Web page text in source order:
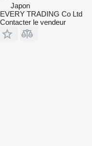
Japon
EVERY TRADING Co Ltd
Contacter le vendeur